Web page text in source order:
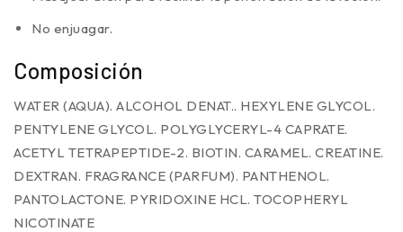
No enjuagar.
Composición
WATER (AQUA). ALCOHOL DENAT.. HEXYLENE GLYCOL.
PENTYLENE GLYCOL. POLYGLYCERYL-4 CAPRATE.
ACETYL TETRAPEPTIDE-2. BIOTIN. CARAMEL. CREATINE.
DEXTRAN. FRAGRANCE (PARFUM). PANTHENOL.
PANTOLACTONE. PYRIDOXINE HCL. TOCOPHERYL
NICOTINATE